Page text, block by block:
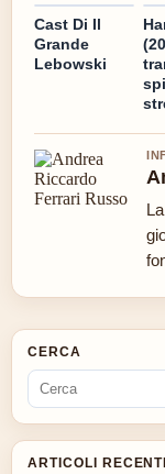
Cast Di Il
Grande
Lebowski
CERCA
ARTICOLI RECENTI